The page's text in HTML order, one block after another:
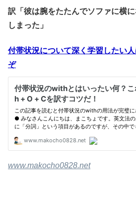
訳「彼は腕をたたんでソファに横
しまった」
付帯状況について深く学習したい
ぞ
www.makocho0828.net